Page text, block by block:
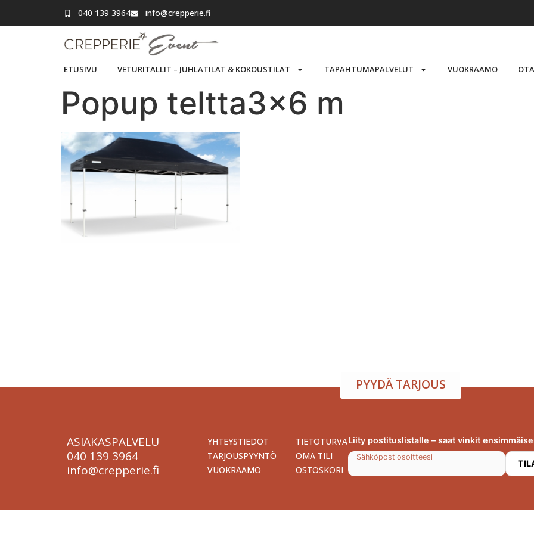
040 139 3964 info@crepperie.fi
ETUSIVU VETURITALLIT – JUHLATILAT & KOKOUSTILAT TAPAHTUMAPALVELUT VUOKRAAMO
Popup teltta3x6 m
PYYDÄ TARJOUS
ASIAKASPALVELU
040 139 3964
info@crepperie.fi
YHTEYSTIEDOT
TARJOUSPYYNTÖ
VUOKRAAMO
TIETOTURVA
OMA TILI
OSTOSKORI
Liity postituslistalle – saat vinkit
Sähköpostiosoitteesi